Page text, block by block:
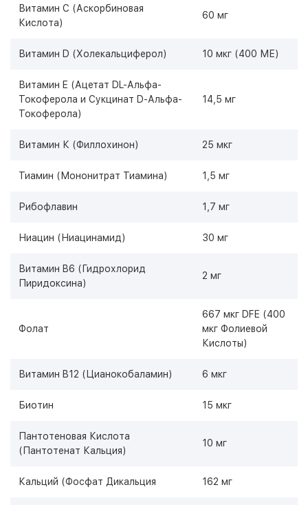
Витамин С (Аскорбиновая
Кислота)
60 мг
Витамин D (Холекальциферол) 10 мкг (400 МЕ)
Витамин E (Ацетат DL-Альфа-
Токоферола и Сукцинат D-Альфа-
Токоферола)
14,5 мг
Витамин К (Филлохинон) 25 мкг
Тиамин (Мононитрат Тиамина) 1,5 мг
Рибофлавин 1,7 мг
Ниацин (Ниацинамид) 30 мг
Витамин B6 (Гидрохлорид
Пиридоксина)
2 мг
Фолат
667 мкг DFE (400
мкг Фолиевой
Кислоты)
Витамин B12 (Цианокобаламин) 6 мкг
Биотин 15 мкг
Пантотеновая Кислота
(Пантотенат Кальция)
10 мг
Кальций (Фосфат Дикальция 162 мг